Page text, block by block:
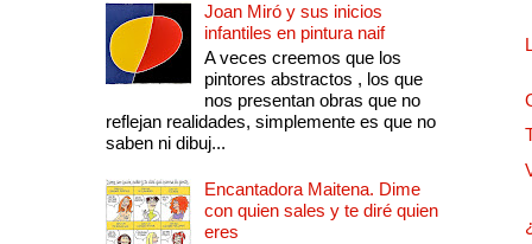
Joan Miró y sus inicios
infantiles en pintura naif
A veces creemos que los
pintores abstractos , los que
nos presentan obras que no
reflejan realidades, simplemente es que no
saben ni dibuj...
Encantadora Maitena. Dime
con quien sales y te diré quien
eres